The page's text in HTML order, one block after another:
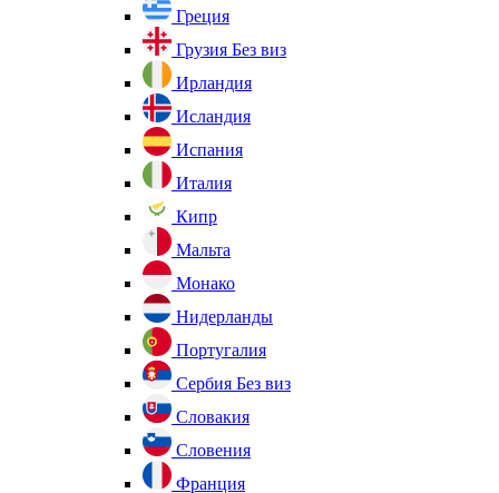
Греция
Грузия Без виз
Ирландия
Исландия
Испания
Италия
Кипр
Мальта
Монако
Нидерланды
Португалия
Сербия Без виз
Словакия
Словения
Франция